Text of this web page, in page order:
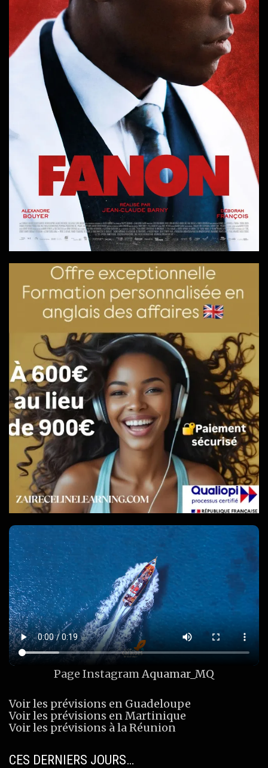
Page InstagramAquamar_MQ
Voir les prévisions en Guadeloupe
Voir les prévisions en Martinique
Voir les prévisions à la Réunion
CES DERNIERS JOURS…